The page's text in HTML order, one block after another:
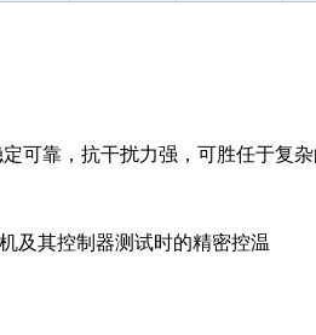
可靠，抗干扰力强，可胜任于复杂
及其控制器测试时的精密控温